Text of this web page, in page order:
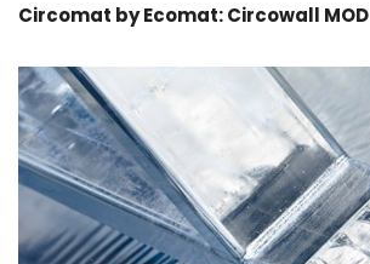
Circomat by Ecomat: Circowall MOD